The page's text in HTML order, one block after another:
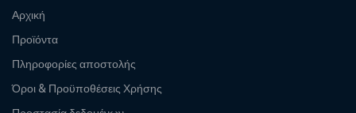
Αρχική
Προϊόντα
Πληροφορίες αποστολής
Όροι & Προϋποθέσεις Χρήσης